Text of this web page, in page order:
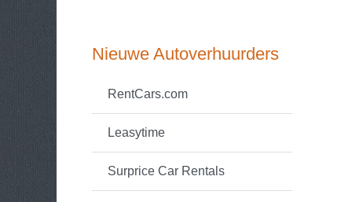
Nieuwe Autoverhuurders
RentCars.com
Leasytime
Surprice Car Rentals